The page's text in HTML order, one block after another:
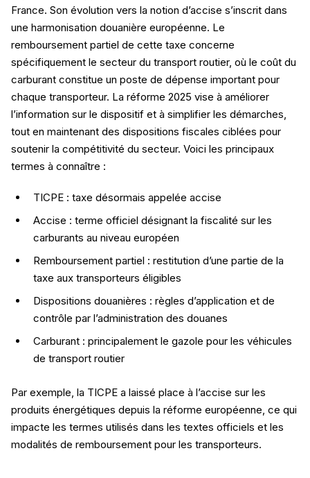
France. Son évolution vers la notion d’accise s’inscrit dans
une harmonisation douanière européenne. Le
remboursement partiel de cette taxe concerne
spécifiquement le secteur du transport routier, où le coût du
carburant constitue un poste de dépense important pour
chaque transporteur. La réforme 2025 vise à améliorer
l’information sur le dispositif et à simplifier les démarches,
tout en maintenant des dispositions fiscales ciblées pour
soutenir la compétitivité du secteur. Voici les principaux
termes à connaître :
TICPE : taxe désormais appelée accise
Accise : terme officiel désignant la fiscalité sur les
carburants au niveau européen
Remboursement partiel : restitution d’une partie de la
taxe aux transporteurs éligibles
Dispositions douanières : règles d’application et de
contrôle par l’administration des douanes
Carburant : principalement le gazole pour les véhicules
de transport routier
Par exemple, la TICPE a laissé place à l’accise sur les
produits énergétiques depuis la réforme européenne, ce qui
impacte les termes utilisés dans les textes officiels et les
modalités de remboursement pour les transporteurs.